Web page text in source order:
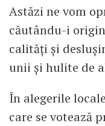
Astăzi ne vom
căutându-i
calităţi şi
unii şi hulite de
În alegerile
care se votează